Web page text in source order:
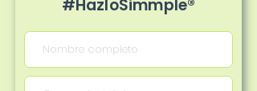
#HazloSimmple®